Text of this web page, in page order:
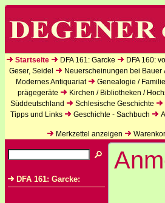
Startseite DFA 161: Garcke DFA 160:
Geser, Seidel
Neuerscheinungen bei
Modernes Antiquariat
Genealogie /
prägegeräte
Kirchen / Bibliotheken /
Süddeutschland
Schlesische Geschichte
Tipps und Links
Geschichte - Sachbuch
Merkzettel anzeigen
DFA 161: Garcke: